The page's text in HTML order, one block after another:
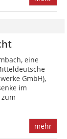
eine
GmbH),
im
mehr